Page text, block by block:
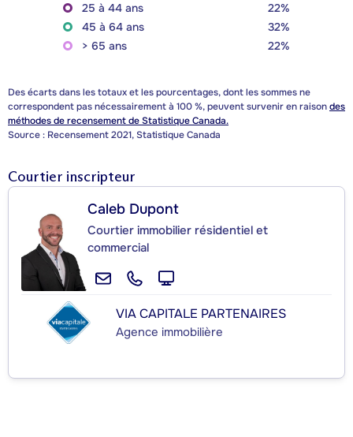
25 à 44 ans
22%
45 à 64 ans
32%
> 65 ans
22%
Des écarts dans les totaux et les pourcentages, dont les sommes ne
correspondent pas nécessairement à 100 %, peuvent survenir en raisondes
méthodes de recensement de Statistique Canada.
Source : Recensement 2021, Statistique Canada
Courtier inscripteur
Caleb Dupont
Courtier immobilier résidentiel et
commercial
VIA CAPITALE PARTENAIRES
Agence immobilière